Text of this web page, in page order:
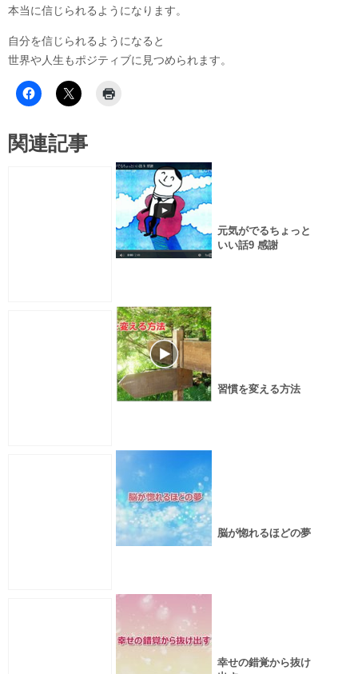
本当に信じられるようになります。
自分を信じられるようになると
世界や人生もポジティブに見つめられます。
関連記事
元気がでるちょっと
いい話9 感謝
習慣を変える方法
脳が惚れるほどの夢
幸せの錯覚から抜け